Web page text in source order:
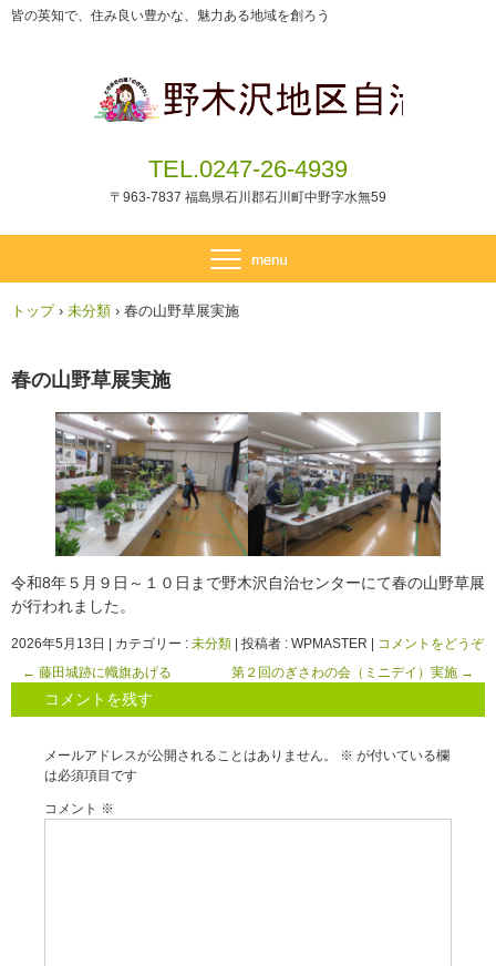
皆の英知で、住み良い豊かな、魅力ある地域を創ろう
TEL.0247-26-4939
〒963-7837 福島県石川郡石川町中野字水無59
トップ › 未分類 › 春の山野草展実施
春の山野草展実施
令和8年５月９日～１０日まで野木沢自治センターにて春の山野草展
が行われました。
2026年5月13日 カテゴリー : 未分類 投稿者 : WPMASTER
コメントをどうぞ
← 藤田城跡に幟旗あげる 第２回のぎさわの会（ミニデイ）実施 →
コメントを残す
メールアドレスが公開されることはありません。 ※ が付いている欄
は必須項目です
コメント ※